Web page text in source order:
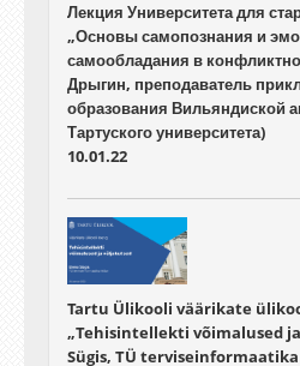
Лекция Университета для
„Основы самопознания и
самообладания в
Дрыгин, преподаватель
образования Вильяндиской
Тартуского университета)
10.01.22
Tartu Ülikooli väärikate
„Tehisintellekti võimalused
Sügis, TÜ